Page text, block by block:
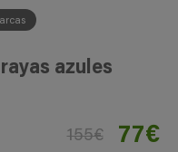
azules
155€ 77€